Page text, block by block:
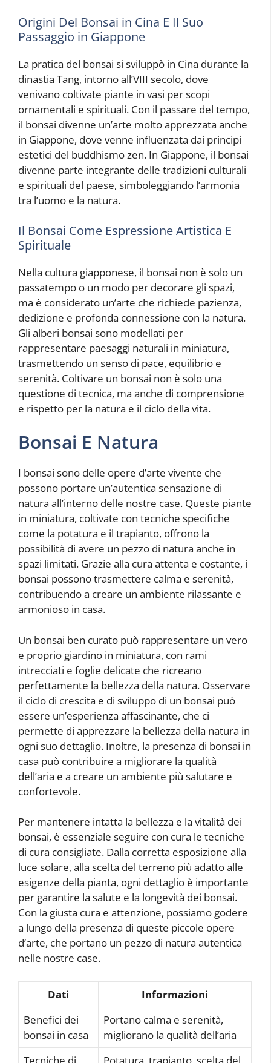
Origini Del Bonsai in Cina E Il Suo
Passaggio in Giappone
La pratica del bonsai si sviluppò in Cina durante la
dinastia Tang, intorno all’VIII secolo, dove
venivano coltivate piante in vasi per scopi
ornamentali e spirituali. Con il passare del tempo,
il bonsai divenne un’arte molto apprezzata anche
in Giappone, dove venne influenzata dai principi
estetici del buddhismo zen. In Giappone, il bonsai
divenne parte integrante delle tradizioni culturali
e spirituali del paese, simboleggiando l’armonia
tra l’uomo e la natura.
Il Bonsai Come Espressione Artistica E
Spirituale
Nella cultura giapponese, il bonsai non è solo un
passatempo o un modo per decorare gli spazi,
ma è considerato un’arte che richiede pazienza,
dedizione e profonda connessione con la natura.
Gli alberi bonsai sono modellati per
rappresentare paesaggi naturali in miniatura,
trasmettendo un senso di pace, equilibrio e
serenità. Coltivare un bonsai non è solo una
questione di tecnica, ma anche di comprensione
e rispetto per la natura e il ciclo della vita.
Bonsai E Natura
I bonsai sono delle opere d’arte vivente che
possono portare un’autentica sensazione di
natura all’interno delle nostre case. Queste piante
in miniatura, coltivate con tecniche specifiche
come la potatura e il trapianto, offrono la
possibilità di avere un pezzo di natura anche in
spazi limitati. Grazie alla cura attenta e costante, i
bonsai possono trasmettere calma e serenità,
contribuendo a creare un ambiente rilassante e
armonioso in casa.
Un bonsai ben curato può rappresentare un vero
e proprio giardino in miniatura, con rami
intrecciati e foglie delicate che ricreano
perfettamente la bellezza della natura. Osservare
il ciclo di crescita e di sviluppo di un bonsai può
essere un’esperienza affascinante, che ci
permette di apprezzare la bellezza della natura in
ogni suo dettaglio. Inoltre, la presenza di bonsai in
casa può contribuire a migliorare la qualità
dell’aria e a creare un ambiente più salutare e
confortevole.
Per mantenere intatta la bellezza e la vitalità dei
bonsai, è essenziale seguire con cura le tecniche
di cura consigliate. Dalla corretta esposizione alla
luce solare, alla scelta del terreno più adatto alle
esigenze della pianta, ogni dettaglio è importante
per garantire la salute e la longevità dei bonsai.
Con la giusta cura e attenzione, possiamo godere
a lungo della presenza di queste piccole opere
d’arte, che portano un pezzo di natura autentica
nelle nostre case.
Dati
Informazioni
Benefici dei
bonsai in casa
Portano calma e serenità,
migliorano la qualità dell’aria
Tecniche di
Potatura, trapianto, scelta del